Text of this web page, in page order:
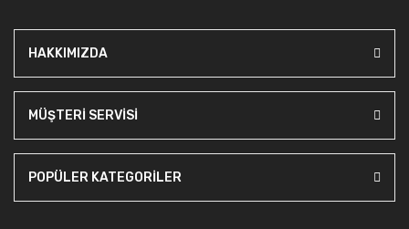
HAKKIMIZDA
MÜŞTERİ SERVİSİ
POPÜLER KATEGORİLER